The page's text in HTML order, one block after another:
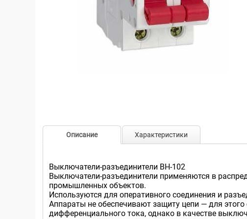
Описание Характеристики
Выключатели-разъединители ВН-102
Выключатели-разъединители применяются в
промышленных объектов.
Используются для оперативного соединения и
Аппараты не обеспечивают защиту цепи — для
дифференциального тока, однако в качестве